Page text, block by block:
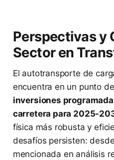
Perspectivas y
Sector en
El autotransporte de
encuentra en un punto
inversiones
carretera para 2025-
física más robusta y
desafíos persisten:
mencionada en análisis